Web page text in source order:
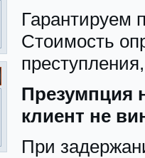
Гарантируем
Стоимость
Презумпция
клиент не
При